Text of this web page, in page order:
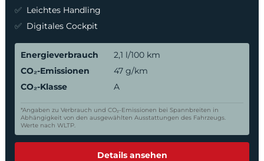
Leichtes Handling
Digitales Cockpit
Energieverbrauch
2,1 l/100 km
CO₂-Emissionen
47 g/km
CO₂-Klasse
A
*Angaben zu Verbrauch und CO₂-Emissionen bei Spannbreiten in
Abhängigkeit von den ausgewählten Ausstattungen des Fahrzeugs.
Werte nach WLTP.
Details ansehen